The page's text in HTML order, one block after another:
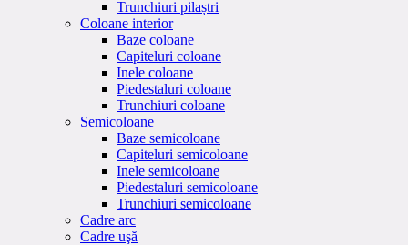
Trunchiuri pilaștri
Coloane interior
Baze coloane
Capiteluri coloane
Inele coloane
Piedestaluri coloane
Trunchiuri coloane
Semicoloane
Baze semicoloane
Capiteluri semicoloane
Inele semicoloane
Piedestaluri semicoloane
Trunchiuri semicoloane
Cadre arc
Cadre uşă